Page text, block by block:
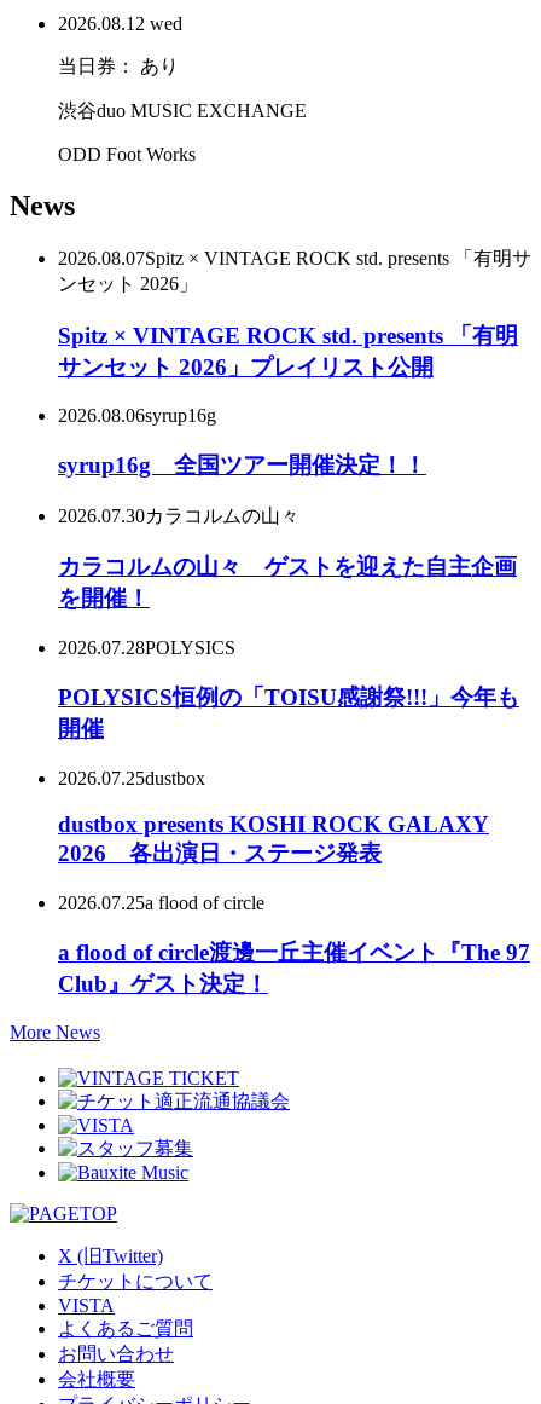
2026.08.12 wed
当日券： あり
渋谷duo MUSIC EXCHANGE
ODD Foot Works
News
2026.08.07Spitz × VINTAGE ROCK std. presents 「有明サ
ンセット 2026」
Spitz × VINTAGE ROCK std. presents 「有明
サンセット 2026」プレイリスト公開
2026.08.06syrup16g
syrup16g 全国ツアー開催決定！！
2026.07.30カラコルムの山々
カラコルムの山々 ゲストを迎えた自主企画
を開催！
2026.07.28POLYSICS
POLYSICS恒例の「TOISU感謝祭!!!」今年も
開催
2026.07.25dustbox
dustbox presents KOSHI ROCK GALAXY
2026 各出演日・ステージ発表
2026.07.25a flood of circle
a flood of circle渡邊一丘主催イベント『The 97
Club』ゲスト決定！
More News
X (旧Twitter)
チケットについて
VISTA
よくあるご質問
お問い合わせ
会社概要